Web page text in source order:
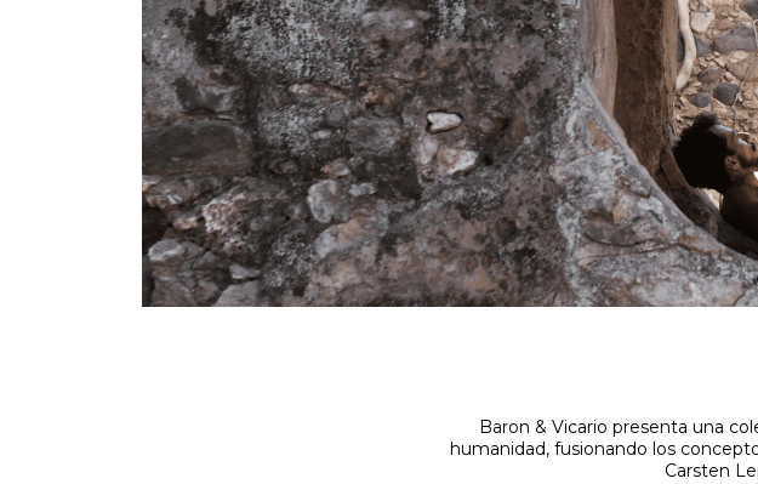
Baron & Vicario presenta una
humanidad, fusionando los
Carsten